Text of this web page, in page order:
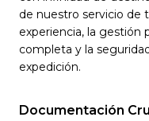
de nuestro servicio de
experiencia, la gestión
completa y la
expedición.
Documentación